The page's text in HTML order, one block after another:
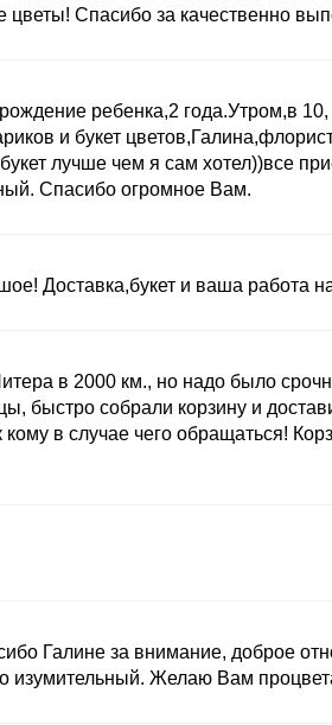
цветы! Спасибо за качественно
ребенка,2 года.Утром,в 10,
и букет
лучше чем я сам хотел))все
Спасибо огромное Вам.
Доставка,букет и ваша работа
в 2000 км., но надо было
быстро собрали корзину и
в случае чего обращаться!
Галине за внимание, доброе
изумительный. Желаю Вам